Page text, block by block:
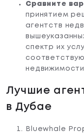
Сравните
принятием
агентств
спектр их
Лучшие
в Дубае
Bluewhale